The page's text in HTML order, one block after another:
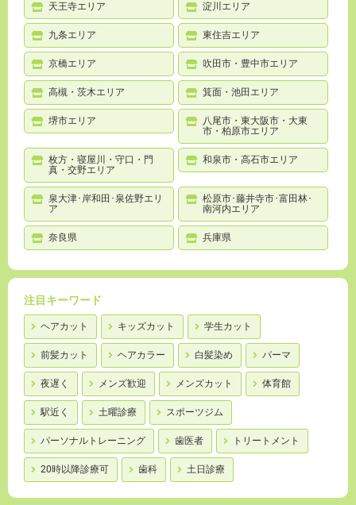
天王寺エリア 淀川エリア
九条エリア 東住吉エリア
京橋エリア 吹田市・豊中市エリア
高槻・茨木エリア 箕面・池田エリア
堺市エリア
八尾市・東大阪市・大東
市・柏原市エリア
枚方・寝屋川・守口・門
真・交野エリア
和泉市・高石市エリア
泉大津･岸和田･泉佐野エリ
ア
松原市･藤井寺市･富田林･
南河内エリア
奈良県 兵庫県
注目キーワード
ヘアカット キッズカット 学生カット
前髪カット ヘアカラー 白髪染め パーマ
夜遅く メンズ歓迎 メンズカット 体育館
駅近く 土曜診療 スポーツジム
パーソナルトレーニング 歯医者 トリートメント
20時以降診療可 歯科 土日診療